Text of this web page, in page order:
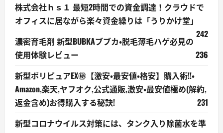
株式会社ｈｓ１ 最短2時間での資金調達！クラウドで
オフィスに居ながら楽々資金繰りは「うりかけ堂」
242
濃密育毛剤 新型BUBKAブブカ・脱毛薄毛ハゲ必見の
使用体験レビュー
236
新型ポリピュアEX㊙【激安・最安値・格安】購入術!!・
Amazon,楽天,ヤフオク,公式通販,激安・最安値極め(解約,
返金含め)お得購入する秘訣!
231
新型コロナウイルス対策には、タンク入り除菌水を準